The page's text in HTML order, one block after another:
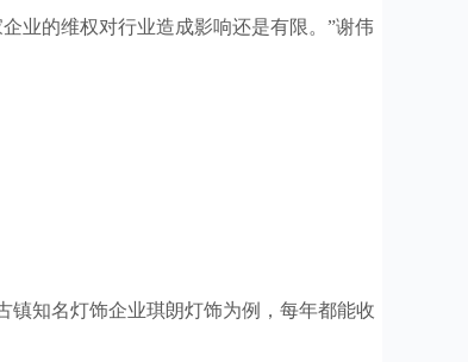
业的维权对行业造成影响还是有限。”谢伟
知名灯饰企业琪朗灯饰为例，每年都能收